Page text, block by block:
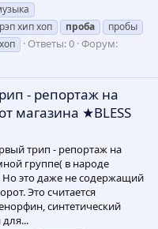
хип хоп проба
пробы
Ответы: 0 Форум:
- репортаж на
магазина ★BLESS
трип - репортаж на
группе( в народе
Но это даже не содержащий
Это считается
синтетический